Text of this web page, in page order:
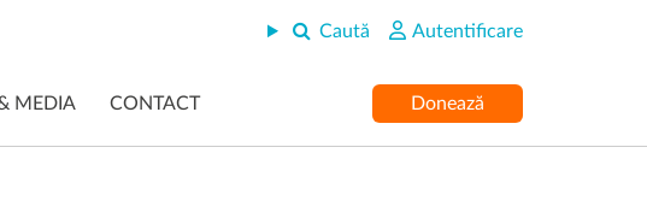
Caută Autentificare
MEDIA CONTACT Donează